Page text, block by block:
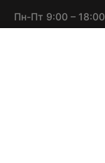
Пн-Пт 9:00 – 18:00